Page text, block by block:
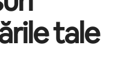
tale